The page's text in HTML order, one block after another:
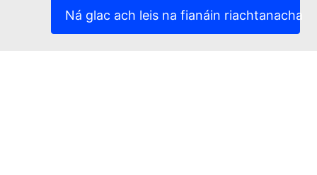
Ná glac ach leis na fianáin riachtanacha
Fógra dlíthiúil
(External link)
Inrochtaineacht